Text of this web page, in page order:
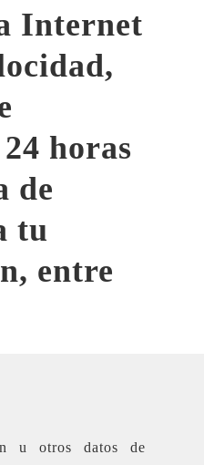
Internet
horas
de
tu
entre
u otros datos de